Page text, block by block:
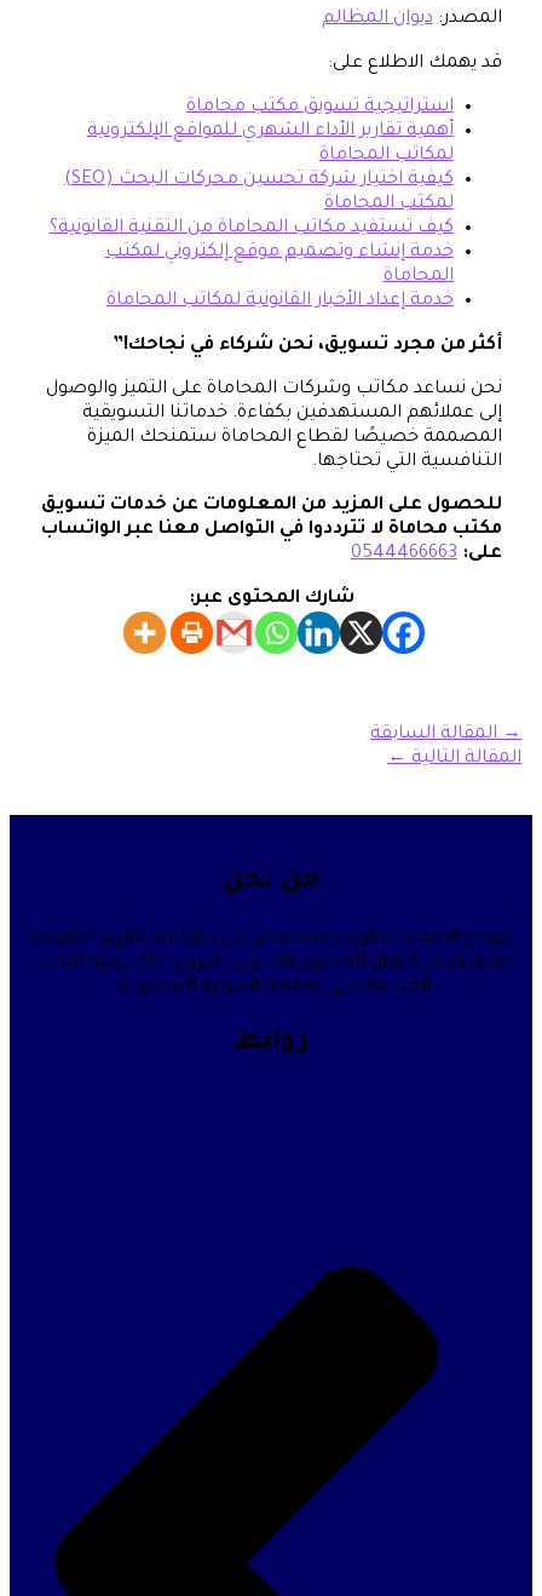
المصدر:ديوان المظالم
قد يهمك الاطلاع على:
استراتيجية تسويق مكتب محاماة
أهمية تقارير الأداء الشهري للمواقع الإلكترونية
لمكاتب المحاماة
كيفية اختيار شركة تحسين محركات البحث (SEO)
لمكتب المحاماة
كيف تستفيد مكاتب المحاماة من التقنية القانونية؟
خدمة إنشاء وتصميم موقع إلكتروني لمكتب
المحاماة
خدمة إعداد الأخبار القانونية لمكاتب المحاماة
أكثر من مجرد تسويق، نحن شركاء في نجاحك!”
نحن نساعد مكاتب وشركات المحاماة على التميز والوصول
إلى عملائهم المستهدفين بكفاءة. خدماتنا التسويقية
المصممة خصيصًا لقطاع المحاماة ستمنحك الميزة
التنافسية التي تحتاجها.
للحصول على المزيد من المعلومات عن خدمات تسويق
مكتب محاماة لا تترددوا في التواصل معنا عبر الواتساب
على:
0544466663
شارك المحتوى عبر:
→المقالة السابقة
المقالة التالية←
من نحن
موقع التقنية القانونية متخصص في إدارة المشاريع القانونية
المتمثلة في أعمال المحتوى القانوني للفروع الإلكترونية لمكاتب
المحاماة في المملكة العربية السعودية.
روابط